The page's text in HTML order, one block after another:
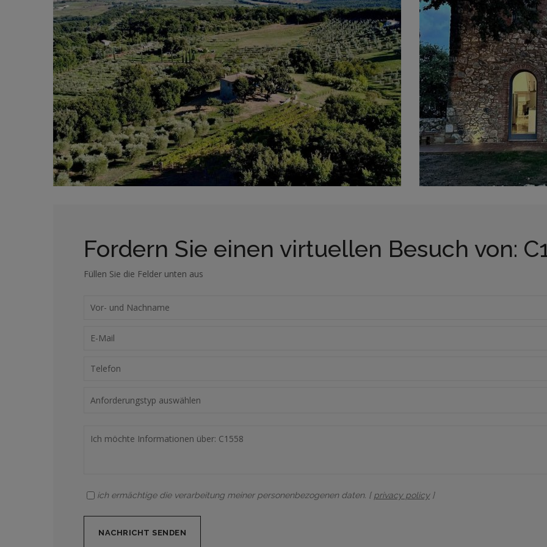
Fordern Sie einen virtuellen Besuch von:
Füllen Sie die Felder unten aus
ich ermächtige die verarbeitung meiner personenbezogenen daten. [ privacy policy]